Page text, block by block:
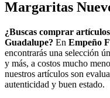
Margaritas
¿Buscas comprar
Guadalupe? En Empeño
encontrarás una selección
y más, a costos mucho
nuestros artículos son
autenticidad y buen estado.